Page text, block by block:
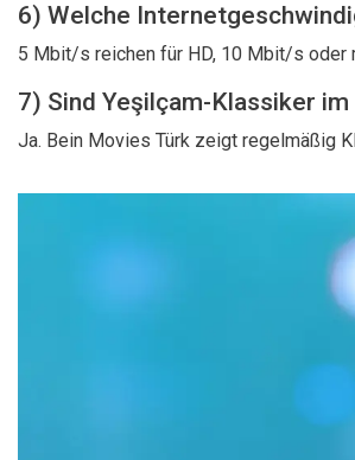
6) Welche
5 Mbit/s reichen für HD, 10 Mbit/s oder
7) Sind Yeşilçam-Klassiker
Ja. Bein Movies Türk zeigt regelmäßig